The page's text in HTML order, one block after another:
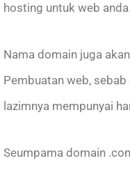
hosting untuk web anda.
Nama domain juga
Pembuatan web,
lazimnya mempunyai
Seumpama domain